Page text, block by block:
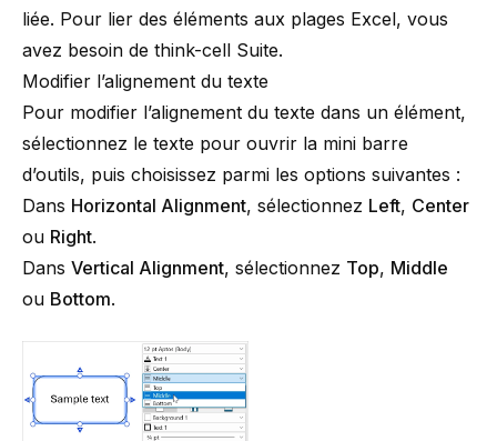
liée. Pour lier des éléments aux plages Excel, vous
avez besoin de think-cell Suite.
Modifier l’alignement du texte
Pour modifier l’alignement du texte dans un élément,
sélectionnez le texte pour ouvrir la mini barre
d’outils, puis choisissez parmi les options suivantes :
Dans Horizontal Alignment, sélectionnez Left, Center
ou Right.
Dans Vertical Alignment, sélectionnez Top, Middle
ou Bottom.